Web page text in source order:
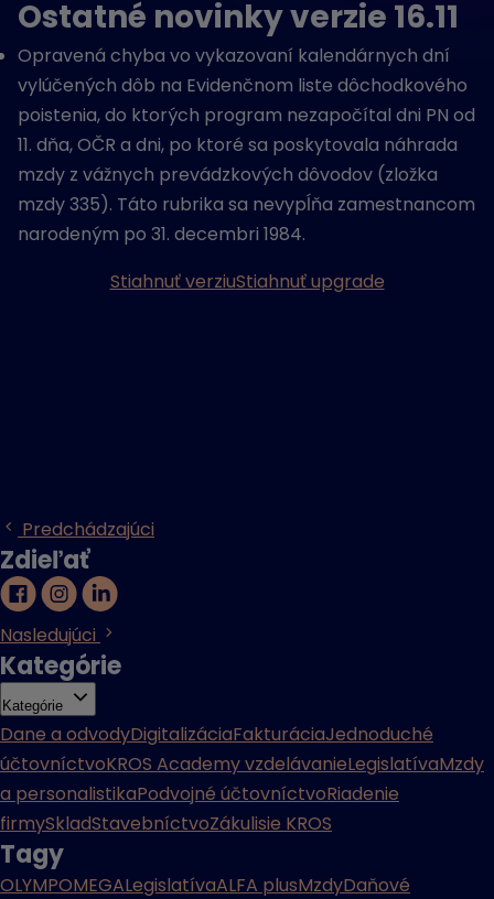
Ostatné novinky verzie 16.11
Opravená chyba vo vykazovaní kalendárnych dní
vylúčených dôb na Evidenčnom liste dôchodkového
poistenia, do ktorých program nezapočítal dni PN od
11. dňa, OČR a dni, po ktoré sa poskytovala náhrada
mzdy z vážnych prevádzkových dôvodov (zložka
mzdy 335). Táto rubrika sa nevypĺňa zamestnancom
narodeným po 31. decembri 1984.
Stiahnuť verziuStiahnuť upgrade
Predchádzajúci
Zdieľať
Nasledujúci
Kategórie
Kategórie
Dane a odvodyDigitalizáciaFakturáciaJednoduché
účtovníctvoKROS Academy vzdelávanieLegislatívaMzdy
a personalistikaPodvojné účtovníctvoRiadenie
firmySkladStavebníctvoZákulisie KROS
Tagy
OLYMPOMEGALegislatívaALFA plusMzdyDaňové